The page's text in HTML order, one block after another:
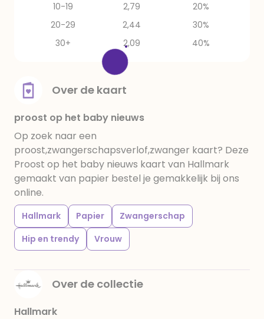
10-19
2,79
20%
20-29
2,44
30%
30+
2,09 40%
Over de kaart
proost op het baby nieuws
Op zoek naar een
proost,zwangerschapsverlof,zwanger kaart? Deze
Proost op het baby nieuws kaart van Hallmark
gemaakt van papier bestel je gemakkelijk bij ons
online.
Hallmark Papier
Zwangerschap
Hip en trendy
Vrouw
Over de collectie
Hallmark